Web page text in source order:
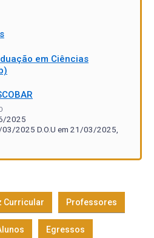
em Ciências
2025
2025 D.O.U em 21/03/2025,
Curricular Professores
Egressos